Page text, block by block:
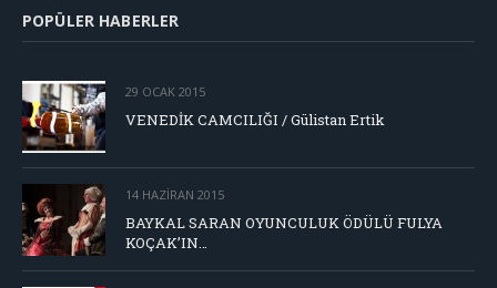
POPÜLER HABERLER
29 OCAK 2015
VENEDİK CAMCILIĞI / Gülistan Ertik
14 HAZIRAN 2015
BAYKAL SARAN OYUNCULUK ÖDÜLÜ FULYA
KOÇAK’IN…